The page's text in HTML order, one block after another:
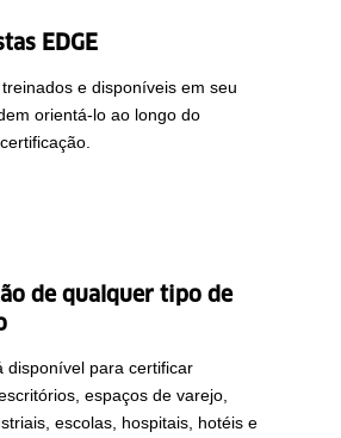
EDGE
e disponíveis em seu
orientá-lo ao longo do
de qualquer tipo de
disponível para certificar
espaços de varejo,
escolas, hospitais, hotéis e